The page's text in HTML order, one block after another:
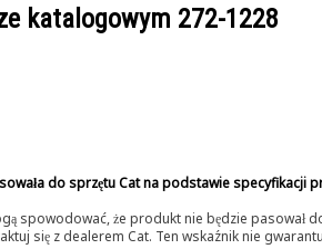
katalogowym 272-1228
do sprzętu Cat na podstawie specyfikacji
spowodować, że produkt nie będzie pasował
się z dealerem Cat. Ten wskaźnik nie